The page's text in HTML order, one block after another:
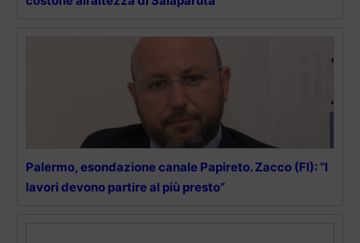
Palermo, esondazione canale Papireto. Zacco (FI): “I
lavori devono partire al più presto”